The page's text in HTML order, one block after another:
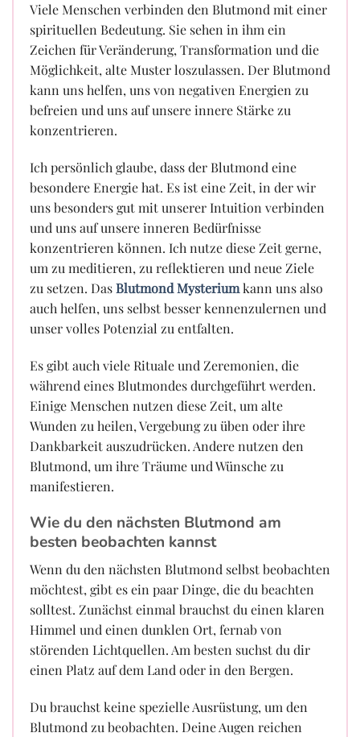
Viele Menschen verbinden den Blutmond mit einer
spirituellen Bedeutung. Sie sehen in ihm ein
Zeichen für Veränderung, Transformation und die
Möglichkeit, alte Muster loszulassen. Der Blutmond
kann uns helfen, uns von negativen Energien zu
befreien und uns auf unsere innere Stärke zu
konzentrieren.
Ich persönlich glaube, dass der Blutmond eine
besondere Energie hat. Es ist eine Zeit, in der wir
uns besonders gut mit unserer Intuition verbinden
und uns auf unsere inneren Bedürfnisse
konzentrieren können. Ich nutze diese Zeit gerne,
um zu meditieren, zu reflektieren und neue Ziele
zu setzen. DasBlutmond Mysteriumkann uns also
auch helfen, uns selbst besser kennenzulernen und
unser volles Potenzial zu entfalten.
Es gibt auch viele Rituale und Zeremonien, die
während eines Blutmondes durchgeführt werden.
Einige Menschen nutzen diese Zeit, um alte
Wunden zu heilen, Vergebung zu üben oder ihre
Dankbarkeit auszudrücken. Andere nutzen den
Blutmond, um ihre Träume und Wünsche zu
manifestieren.
Wie du den nächsten Blutmond am
besten beobachten kannst
Wenn du den nächsten Blutmond selbst beobachten
möchtest, gibt es ein paar Dinge, die du beachten
solltest. Zunächst einmal brauchst du einen klaren
Himmel und einen dunklen Ort, fernab von
störenden Lichtquellen. Am besten suchst du dir
einen Platz auf dem Land oder in den Bergen.
Du brauchst keine spezielle Ausrüstung, um den
Blutmond zu beobachten. Deine Augen reichen